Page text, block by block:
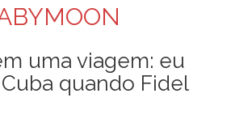
uma viagem: eu
quando Fidel